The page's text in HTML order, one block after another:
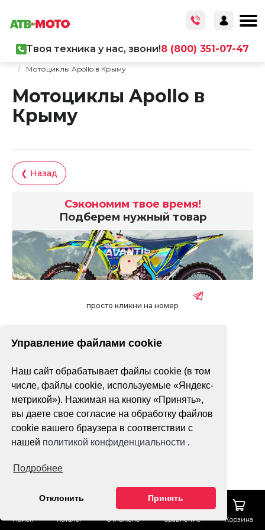
Управление файлами cookie
Наш сайт обрабатывает файлы cookie (в том
числе, файлы cookie, используемые «Яндекс-
метрикой»). Нажимая на кнопку «Принять»,
вы даете свое согласие на обработку файлов
cookie вашего браузера в соответствии с
нашей политикой конфиденциальности .
Подробнее
Отклонить Принять
Поиск Каталог Отложено Сравнение Корзина
Твоя техника у нас, звони!8 (800) 351-07-47
/
Мотоциклы Apollo в Крыму
Мотоциклы Apollo в
Крыму
❮ Назад
Сэкономим твое время!
Подберем нужный товар
просто кликни на номер
без ПТС с ПТС
Только в наличии
По популярности